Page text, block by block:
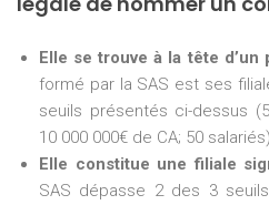
Elle se trouve à la tête d’un
formé par la SAS est ses
seuils présentés ci-dessus
10 000 000€ de CA; 50 salariés)
Elle constitue une filiale
SAS dépasse 2 des 3